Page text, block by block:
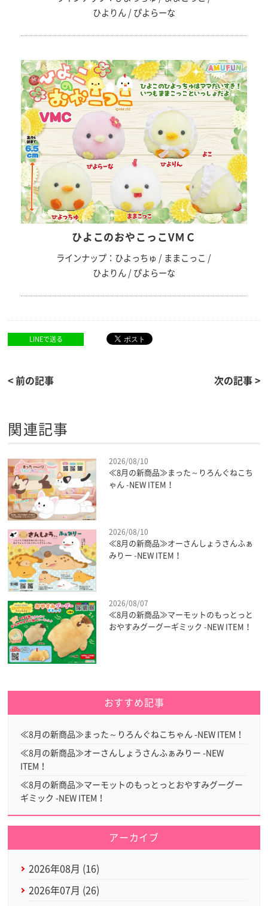
ひよりん / ぴよらーな
ひよこのおやこっこVＭＣ
ラインナップ：ひよっちゅ / ままこっこ /
ひよりん / ぴよらーな
LINEで送る
< 前の記事 次の記事 >
関連記事
2026/08/10
≪8月の新商品≫まった～りろんぐねこち
ゃん -NEW ITEM！
2026/08/10
≪8月の新商品≫オーさんしょうさんふぁ
みりー -NEW ITEM！
2026/08/07
≪8月の新商品≫マーモットのもっとっと
おやすみグーグーギミック -NEW ITEM！
おすすめ記事
≪8月の新商品≫まった～りろんぐねこちゃん -NEW ITEM！
≪8月の新商品≫オーさんしょうさんふぁみりー -NEW
ITEM！
≪8月の新商品≫マーモットのもっとっとおやすみグーグー
ギミック -NEW ITEM！
アーカイブ
2026年08月 (16)
2026年07月 (26)